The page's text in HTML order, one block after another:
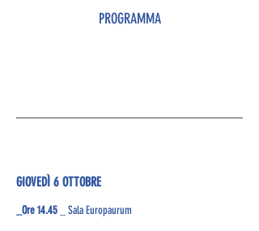
PROGRAMMA
GIOVEDÌ 6 OTTOBRE
_Ore 14.45 _ Sala Europaurum